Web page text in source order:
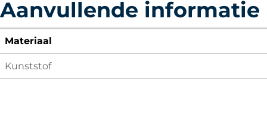
Aanvullende informatie
Materiaal
Kunststof